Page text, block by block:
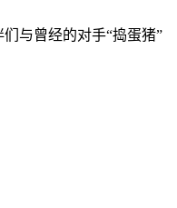
与曾经的对手“捣蛋猪”